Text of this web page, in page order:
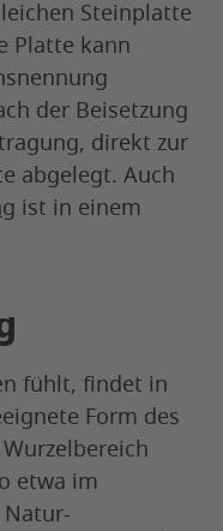
Steinplatte
Platte kann
der Beisetzung
direkt zur
abgelegt. Auch
ist in einem
fühlt, findet in
Form des
etwa im